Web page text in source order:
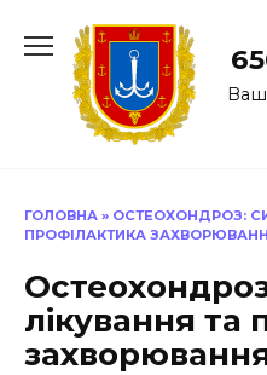
до
Ваш
ГОЛОВНА » ОСТЕОХОНДРОЗ:
ПРОФІЛАКТИКА
лікування та